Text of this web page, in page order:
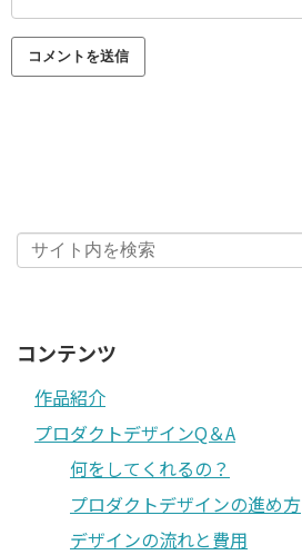
コンテンツ
作品紹介
プロダクトデザインQ＆A
何をしてくれるの？
プロダクトデザインの進め方
デザインの流れと費用